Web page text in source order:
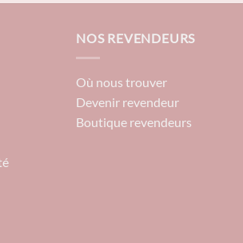
NOS REVENDEURS
Où nous trouver
Devenir revendeur
Boutique revendeurs